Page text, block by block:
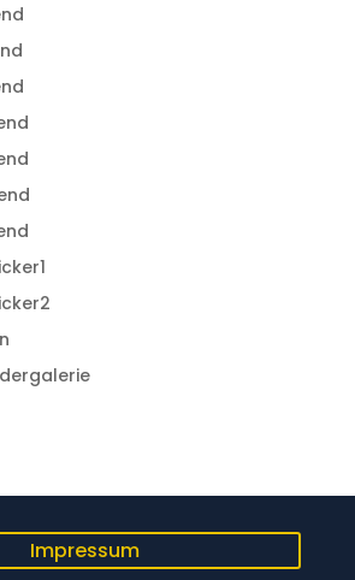
Impressum